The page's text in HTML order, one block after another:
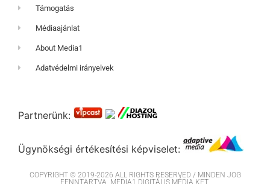
Támogatás
Médiaajánlat
About Media1
Adatvédelmi irányelvek
Partnerünk:
Ügynökségi értékesítési képviselet:
COPYRIGHT © 2019-2026 ALL RIGHTS RESERVED / MINDEN JOG